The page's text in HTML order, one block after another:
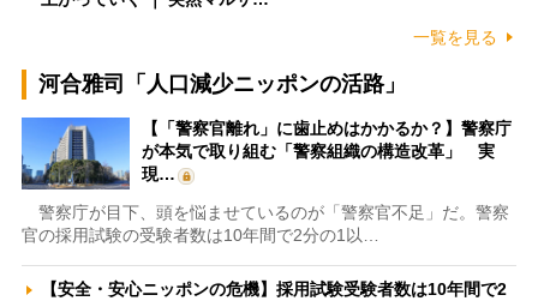
一覧を見る
河合雅司「人口減少ニッポンの活路」
【「警察官離れ」に歯止めはかかるか？】警察庁
が本気で取り組む「警察組織の構造改革」 実
現…
警察庁が目下、頭を悩ませているのが「警察官不足」だ。警察
官の採用試験の受験者数は10年間で2分の1以…
【安全・安心ニッポンの危機】採用試験受験者数は10年間で2